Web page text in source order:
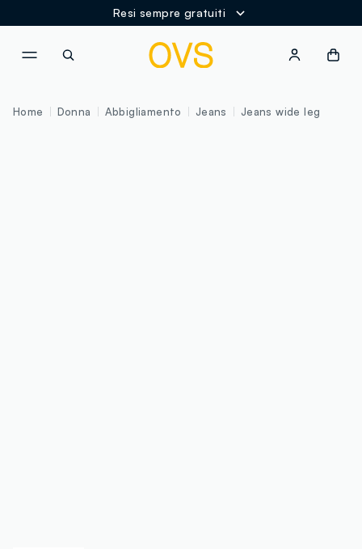
Resi sempre gratuiti
Home Donna Abbigliamento Jeans Jeans wide leg